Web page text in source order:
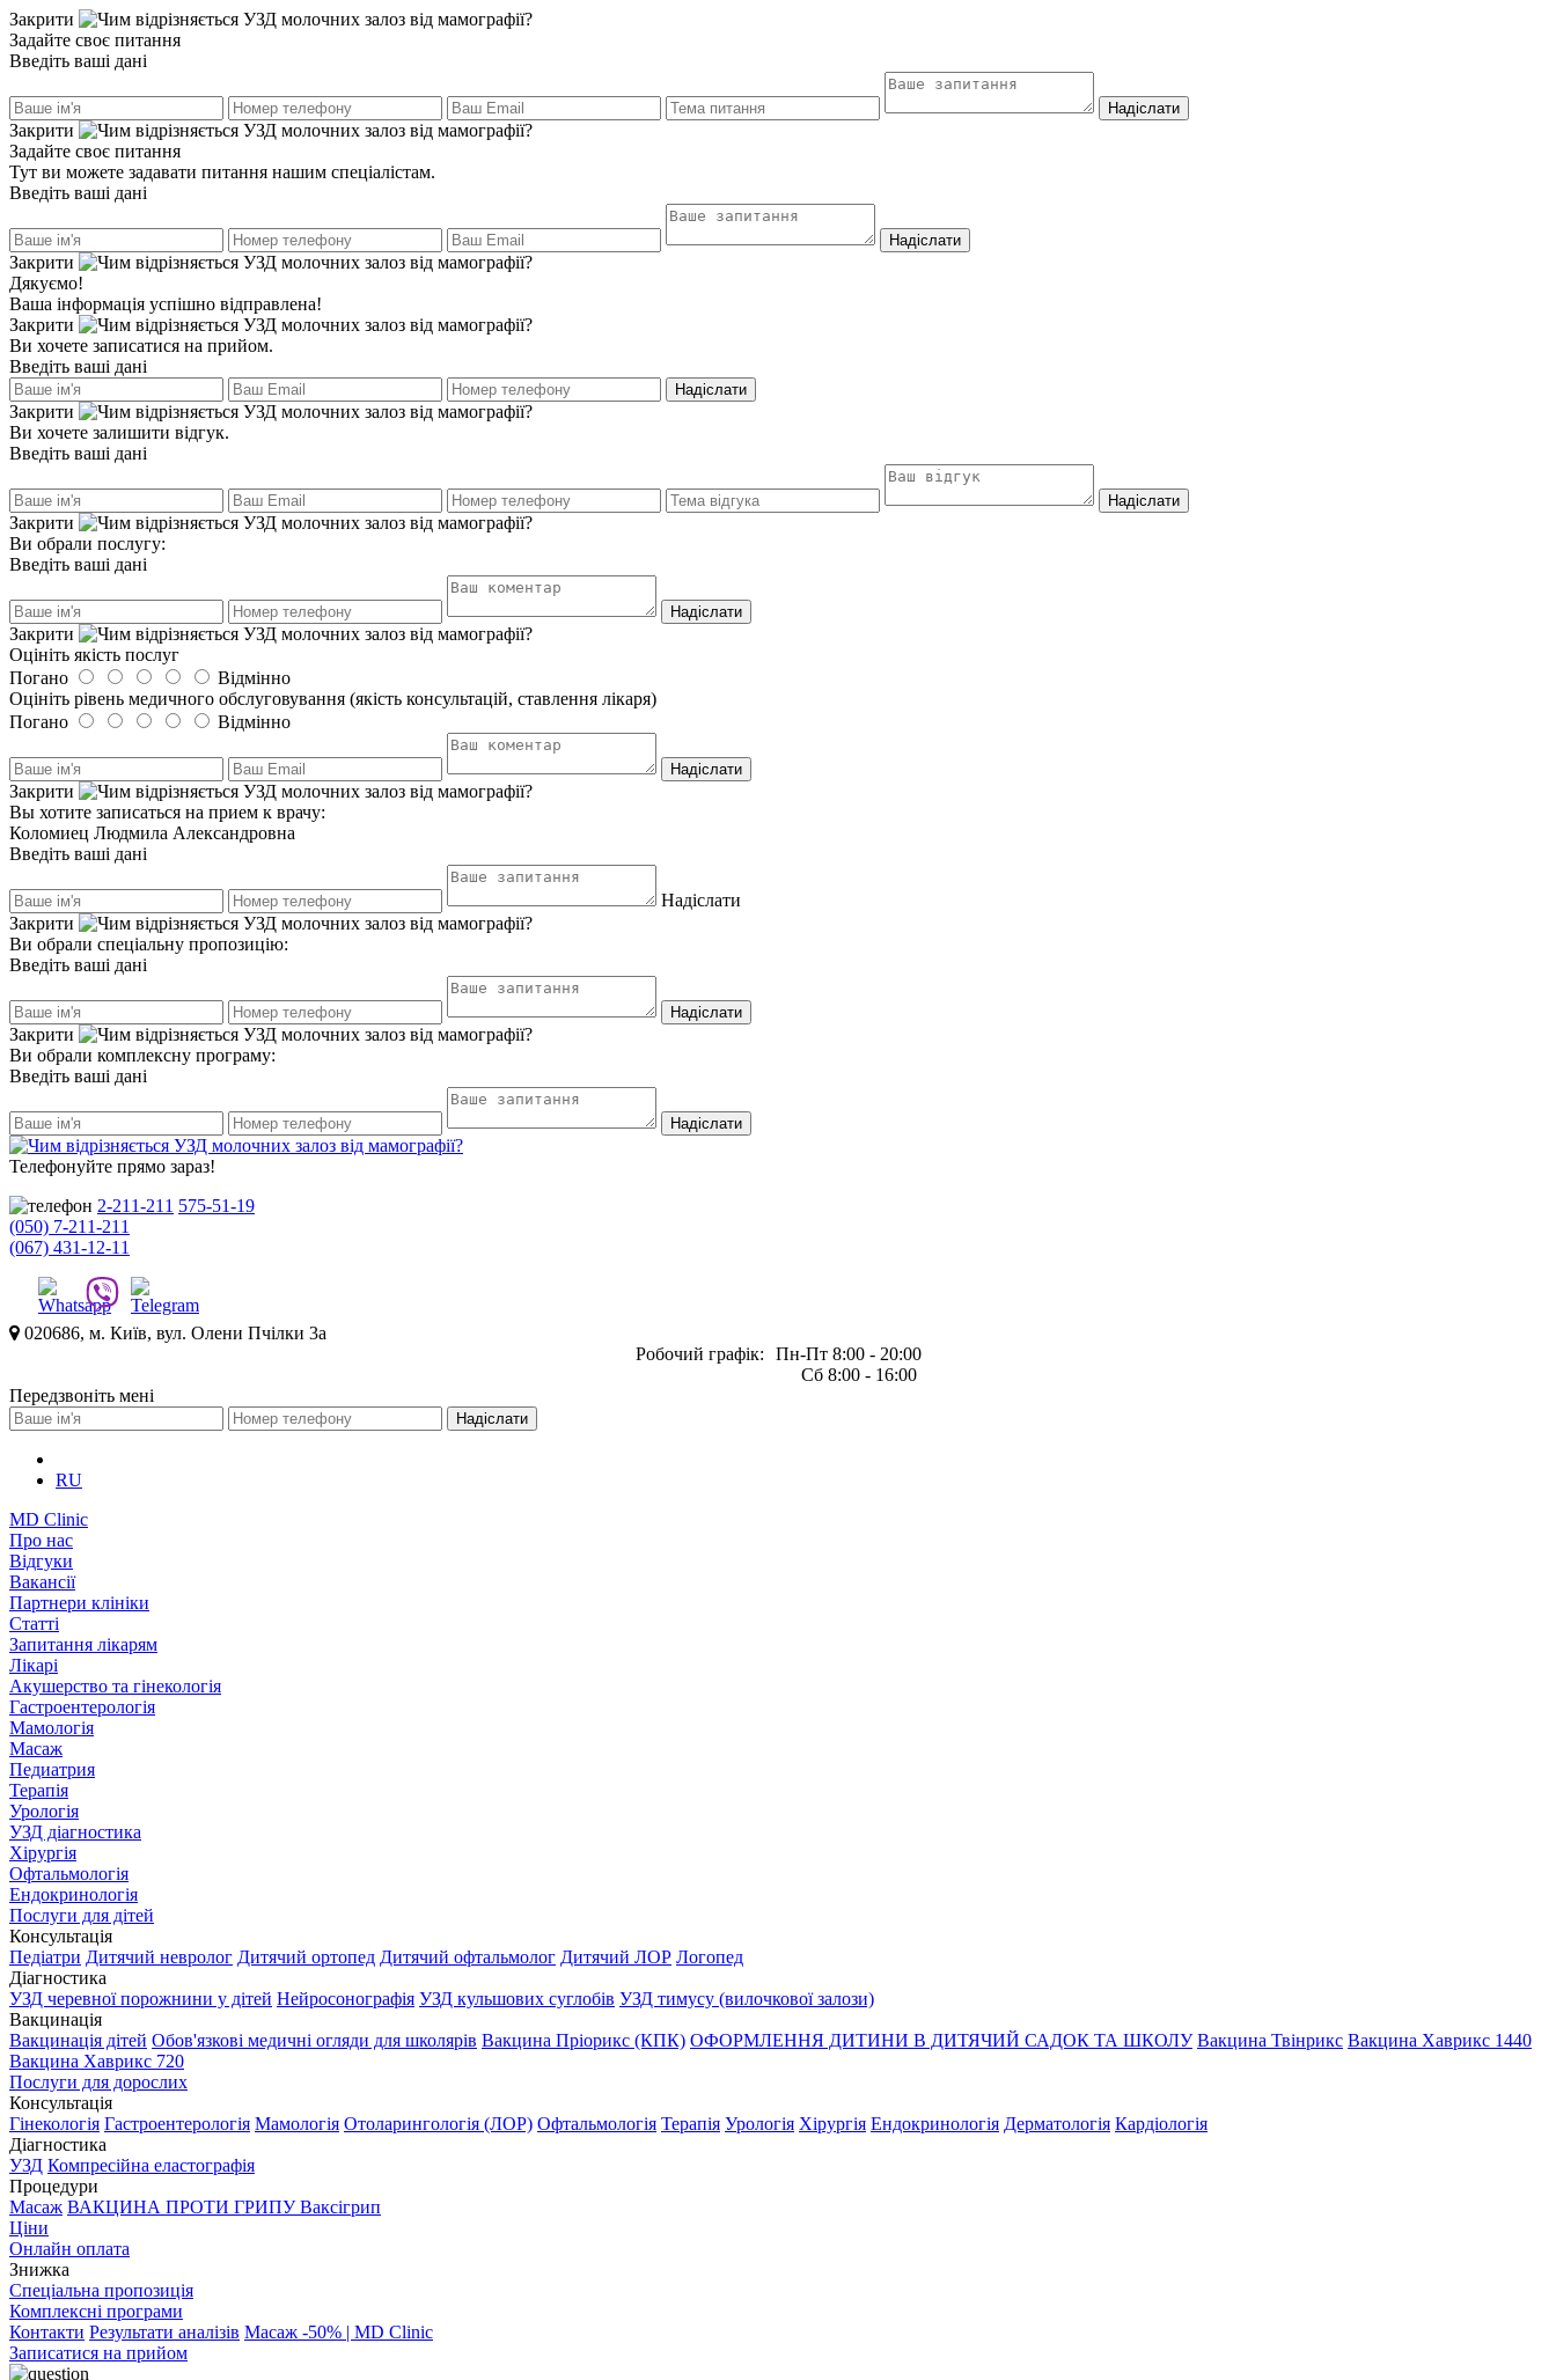
Закрити
Задайте своє питання
Введіть ваші дані
Закрити
Задайте своє питання
Тут ви можете задавати питання нашим спеціалістам.
Введіть ваші дані
Закрити
Дякуємо!
Ваша інформація успішно відправлена!
Закрити
Ви хочете записатися на прийом.
Введіть ваші дані
Закрити
Ви хочете залишити відгук.
Введіть ваші дані
Закрити
Ви обрали послугу:
Введіть ваші дані
Закрити
Оцініть якість послуг
Погано
Відмінно
Оцініть рівень медичного обслуговування (якість консультацій, ставлення лікаря)
Погано
Відмінно
Закрити
Вы хотите записаться на прием к врачу:
Коломиец Людмила Александровна
Введіть ваші дані
Надіслати
Закрити
Ви обрали спеціальну пропозицію:
Введіть ваші дані
Закрити
Ви обрали комплексну програму:
Введіть ваші дані
Телефонуйте прямо зараз!
2-211-211 575-51-19
(050) 7-211-211
(067) 431-12-11
020686, м. Київ, вул. Олени Пчілки 3а
Робочий графік:
Пн-Пт 8:00 - 20:00
Сб 8:00 - 16:00
Передзвоніть мені
RU
MD Clinic
Про нас
Відгуки
Вакансії
Партнери клініки
Статті
Запитання лікарям
Лікарі
Акушерство та гінекологія
Гастроентерологія
Мамологія
Масаж
Педиатрия
Терапія
Урологія
УЗД діагностика
Хірургія
Офтальмологія
Ендокринологія
Послуги для дітей
Консультація
Педіатри Дитячий невролог Дитячий ортопед Дитячий офтальмолог Дитячий ЛОР Логопед
Діагностика
УЗД черевної порожнини у дітей Нейросонографія УЗД кульшових суглобів УЗД тимусу (вилочкової залози)
Вакцинація
Вакцинація дітей Обов'язкові медичні огляди для школярів Вакцина Пріорикс (КПК) ОФОРМЛЕННЯ ДИТИНИ В ДИТЯЧИЙ САДОК ТА ШКОЛУ Вакцина Твінрикс Вакцина Хаврикс 1440
Вакцина Хаврикс 720
Послуги для дорослих
Консультація
Гінекологія Гастроентерологія Мамологія Отоларингологія (ЛОР) Офтальмологія Терапія Урологія Хірургія Ендокринологія Дерматологія Кардіологія
Діагностика
УЗД Компресійна еластографія
Процедури
Масаж ВАКЦИНА ПРОТИ ГРИПУ Ваксігрип
Ціни
Онлайн оплата
Знижка
Спеціальна пропозиція
Комплексні програми
Контакти Результати аналізів Масаж -50% | MD Clinic
Записатися на прийом